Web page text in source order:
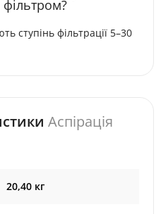
ступінь фільтрації 5–30
Аспірація
20,40 кг